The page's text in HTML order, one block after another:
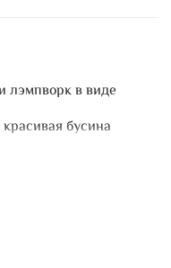
в виде
бусина
иглы. Длина иглы с
от друга в силу